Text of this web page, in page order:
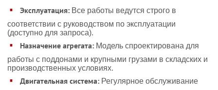
Эксплуатация: Все работы ведутся строго в
соответствии с руководством по эксплуатации
(доступно для запроса).
Назначение агрегата: Модель спроектирована для
работы с поддонами и крупными грузами в складских и
производственных условиях.
Двигательная система: Регулярное обслуживание